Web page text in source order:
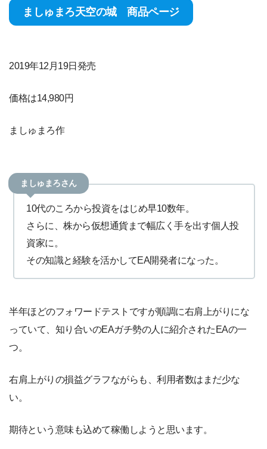
ましゅまろ天空の城 商品ページ
2019年12月19日発売
価格は14,980円
ましゅまろ作
ましゅまろさん
10代のころから投資をはじめ早10数年。
さらに、株から仮想通貨まで幅広く手を出す個人投
資家に。
その知識と経験を活かしてEA開発者になった。
半年ほどのフォワードテストですが順調に右肩上がりにな
っていて、知り合いのEAガチ勢の人に紹介されたEAの一
つ。
右肩上がりの損益グラフながらも、利用者数はまだ少な
い。
期待という意味も込めて稼働しようと思います。